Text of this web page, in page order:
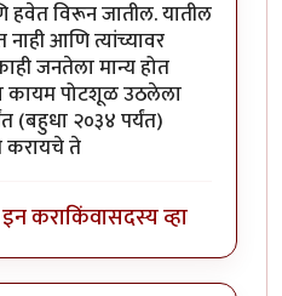
हवेत विरून जातील. यातील
नाही आणि त्यांच्यावर
जनतेला मान्य होत
कायम पोटशूळ उठलेला
(बहुधा २०३४ पर्यंत)
करायचे ते
कराकिंवासदस्य व्हा